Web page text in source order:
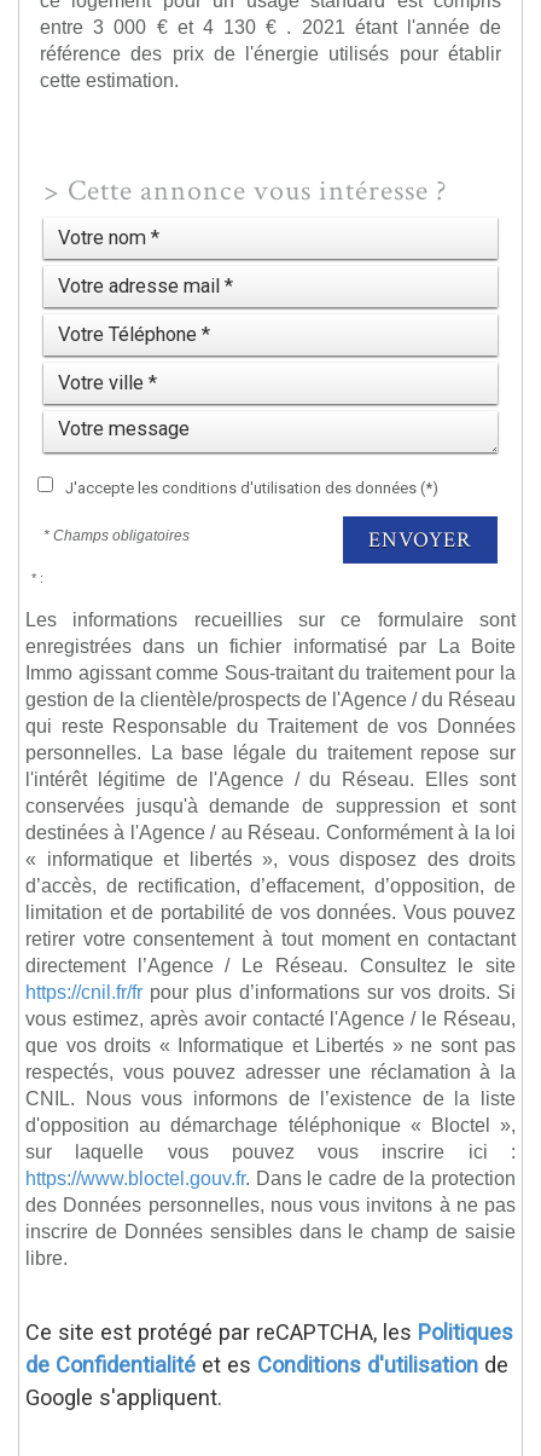
entre 3 000 € et 4 130 € . 2021 étant l'année de
référence des prix de l'énergie utilisés pour établir
cette estimation.
> Cette annonce vous intéresse ?
J'accepte les conditions d'utilisation des données (*)
* Champs obligatoires ENVOYER
* :
Les informations recueillies sur ce formulaire sont
enregistrées dans un fichier informatisé par La Boite
Immo agissant comme Sous-traitant du traitement pour la
gestion de la clientèle/prospects de l'Agence / du Réseau
qui reste Responsable du Traitement de vos Données
personnelles. La base légale du traitement repose sur
l'intérêt légitime de l'Agence / du Réseau. Elles sont
conservées jusqu'à demande de suppression et sont
destinées à l'Agence / au Réseau. Conformément à la loi
« informatique et libertés », vous disposez des droits
d’accès, de rectification, d’effacement, d’opposition, de
limitation et de portabilité de vos données. Vous pouvez
retirer votre consentement à tout moment en contactant
directement l’Agence / Le Réseau. Consultez le site
https://cnil.fr/fr pour plus d’informations sur vos droits. Si
vous estimez, après avoir contacté l'Agence / le Réseau,
que vos droits « Informatique et Libertés » ne sont pas
respectés, vous pouvez adresser une réclamation à la
CNIL. Nous vous informons de l’existence de la liste
d'opposition au démarchage téléphonique « Bloctel »,
sur laquelle vous pouvez vous inscrire ici :
https://www.bloctel.gouv.fr. Dans le cadre de la protection
des Données personnelles, nous vous invitons à ne pas
inscrire de Données sensibles dans le champ de saisie
libre.
Ce site est protégé par reCAPTCHA, les Politiques
de Confidentialité et es Conditions d'utilisation de
Google s'appliquent.